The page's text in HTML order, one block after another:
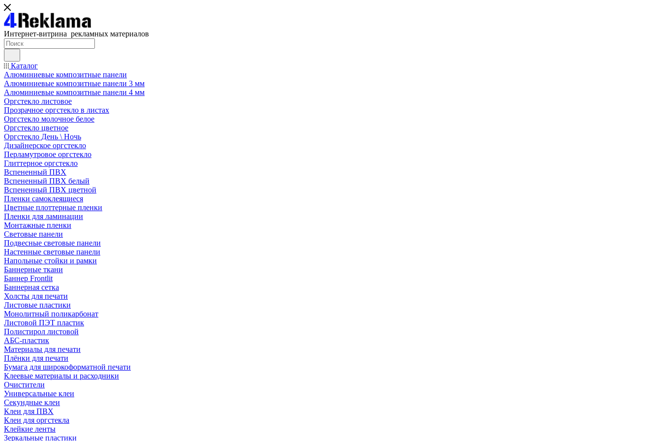
Интернет-витрина рекламных материалов
Каталог
Алюминиевые композитные панели
Алюминиевые композитные панели 3 мм
Алюминиевые композитные панели 4 мм
Оргстекло листовое
Прозрачное оргстекло в листах
Оргстекло молочное белое
Оргстекло цветное
Оргстекло День \ Ночь
Дизайнерское оргстекло
Перламутровое оргстекло
Глиттерное оргстекло
Вспененный ПВХ
Вспененный ПВХ белый
Вспененный ПВХ цветной
Пленки самоклеящиеся
Цветные плоттерные пленки
Пленки для ламинации
Монтажные пленки
Световые панели
Подвесные световые панели
Настенные световые панели
Напольные стойки и рамки
Баннерные ткани
Баннер Frontlit
Баннерная сетка
Холсты для печати
Листовые пластики
Монолитный поликарбонат
Листовой ПЭТ пластик
Полистирол листовой
АБС-пластик
Материалы для печати
Плёнки для печати
Бумага для широкоформатной печати
Клеевые материалы и расходники
Очистители
Универсальные клеи
Секундные клеи
Клеи для ПВХ
Клеи для оргстекла
Клейкие ленты
Зеркальные пластики